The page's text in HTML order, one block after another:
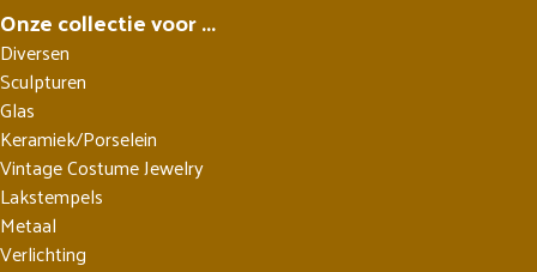
Onze collectie voor ...
Diversen
Sculpturen
Glas
Keramiek/Porselein
Vintage Costume Jewelry
Lakstempels
Metaal
Verlichting